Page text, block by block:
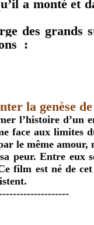
a monté et
des grands
:
la genèse
l’histoire d’un
face aux limites
le même amour,
peur. Entre eux
film est né de